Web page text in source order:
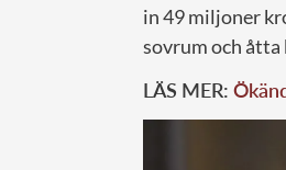
in 49 miljoner
sovrum och åtta
LÄS MER: